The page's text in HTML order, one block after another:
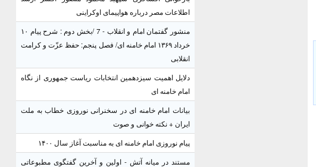
اطلاعات مصر درباره هواپیمای اوکراینی
منشور گفتمان امام و انقلاب - 7 /بخش دوم : شرح پیام ۱۰
خرداد ۱۳۶۹ امام خامنه ای/ فصل پنجم: حفظ عزّت و کرامت
انقلابی
دلایل اهمیت سیزدهمین انتخابات ریاست جمهوری از نگاه
امام خامنه ای
بیانات امام خامنه ای در سخنرانی نوروزی خطاب به ملت
ایران + نکته خوانی و صوت
پیام نوروزی امام خامنه ای به مناسبت آغاز سال ۱۴۰۰
مستند در میانه آتش - اولین و آخرین گفتگوی مطبوعاتی